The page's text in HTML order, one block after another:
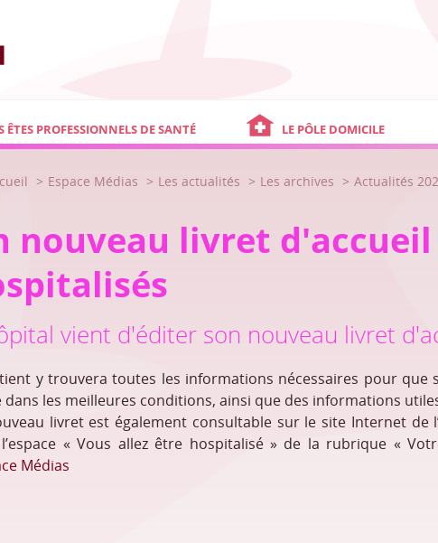
Marseille
ÊTES PROFESSIONNELS DE SANTÉ LE PÔLE DOMICILE
Espace Médias Les actualités Les archives Actualités
nouveau livret
vient d'éditer son nouveau livret
y trouvera toutes les informations nécessaires pour que
dans les meilleures conditions, ainsi que des informations
livret est également consultable sur le site Internet de
« Vous allez être hospitalisé » de la rubrique «
Médias